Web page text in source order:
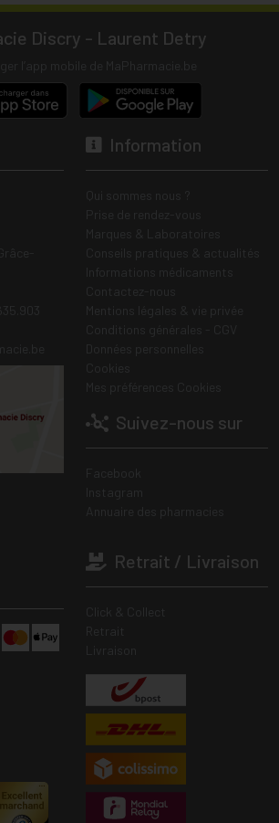
Discry - Laurent Detry
Information
Suivez-nous sur
Retrait / Livraison